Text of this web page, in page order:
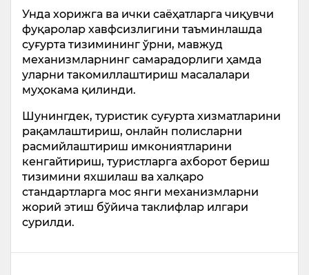
Унда хорижга ва ички саёҳатларга чиқувчи
фуқаролар хавфсизлигини таъминлашда
суғурта тизимининг ўрни, мавжуд
механизмларнинг самарадорлиги ҳамда
уларни такомиллаштириш масалалари
муҳокама қилинди.
Шунингдек, туристик суғурта хизматларини
рақамлаштириш, онлайн полисларни
расмийлаштириш имкониятларини
кенгайтириш, туристларга ахборот бериш
тизимини яхшилаш ва халқаро
стандартларга мос янги механизмларни
жорий этиш бўйича таклифлар илгари
сурилди.